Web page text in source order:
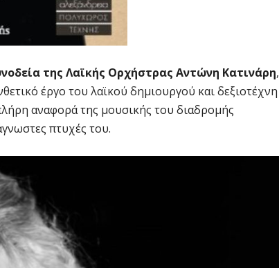
της Λαϊκής Ορχήστρας Αντώνη Κατινάρη,
έργο του λαϊκού δημιουργού και δεξιοτέχνη
αναφορά της μουσικής του διαδρομής
πτυχές του.